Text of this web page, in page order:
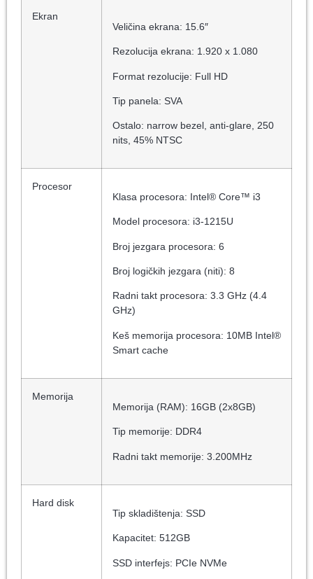
Ekran
Veličina ekrana: 15.6″
Rezolucija ekrana: 1.920 x 1.080
Format rezolucije: Full HD
Tip panela: SVA
Ostalo: narrow bezel, anti-glare, 250
nits, 45% NTSC
Procesor
Klasa procesora: Intel® Core™ i3
Model procesora: i3-1215U
Broj jezgara procesora: 6
Broj logičkih jezgara (niti): 8
Radni takt procesora: 3.3 GHz (4.4
GHz)
Keš memorija procesora: 10MB Intel®
Smart cache
Memorija
Memorija (RAM): 16GB (2x8GB)
Tip memorije: DDR4
Radni takt memorije: 3.200MHz
Hard disk
Tip skladištenja: SSD
Kapacitet: 512GB
SSD interfejs: PCIe NVMe